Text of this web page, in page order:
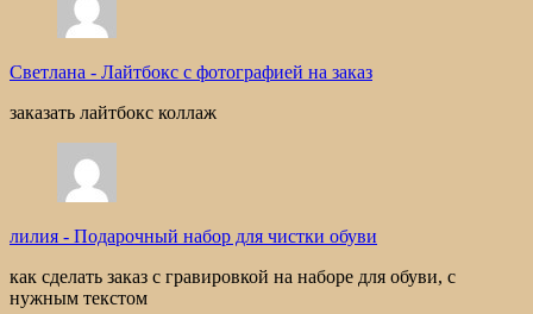
Светлана - Лайтбокс с фотографией на заказ
заказать лайтбокс коллаж
лилия - Подарочный набор для чистки обуви
как сделать заказ с гравировкой на наборе для обуви, с
нужным текстом